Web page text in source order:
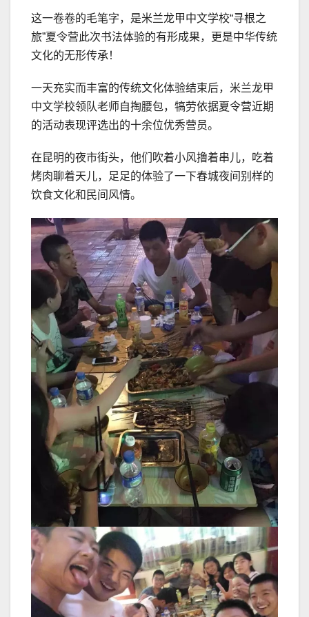
这一卷卷的毛笔字，是米兰龙甲中文学校“寻根之
旅”夏令营此次书法体验的有形成果，更是中华传统
文化的无形传承！
一天充实而丰富的传统文化体验结束后，米兰龙甲
中文学校领队老师自掏腰包，犒劳依据夏令营近期
的活动表现评选出的十余位优秀营员。
在昆明的夜市街头，他们吹着小风撸着串儿，吃着
烤肉聊着天儿，足足的体验了一下春城夜间别样的
饮食文化和民间风情。